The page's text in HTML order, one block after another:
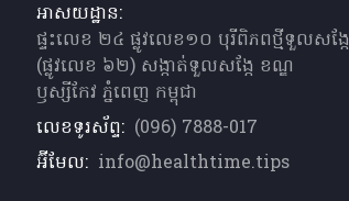
អាសយដ្ឋាន:
ផ្ទះលេខ ២៤ ផ្លូវលេខ១០ បុរីពិភពថ្មីទួលសង្កែ
(ផ្លូវលេខ ៦២) សង្កាត់ទួលសង្កែ ខណ្ឌ
ឫស្សីកែវ ភ្នំពេញ កម្ពុជា
លេខទូរស័ព្ទ: (096) 7888-017
អ៊ីមែល: info@healthtime.tips